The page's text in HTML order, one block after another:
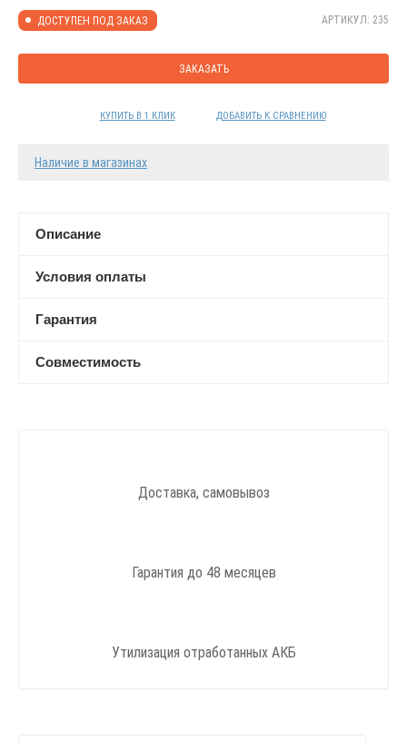
ДОСТУПЕН ПОД ЗАКАЗ АРТИКУЛ: 235
ЗАКАЗАТЬ
КУПИТЬ В 1 КЛИК ДОБАВИТЬ К СРАВНЕНИЮ
Наличие в магазинах
Описание
Условия оплаты
Гарантия
Совместимость
Доставка, самовывоз
Гарантия до 48 месяцев
Утилизация отработанных АКБ